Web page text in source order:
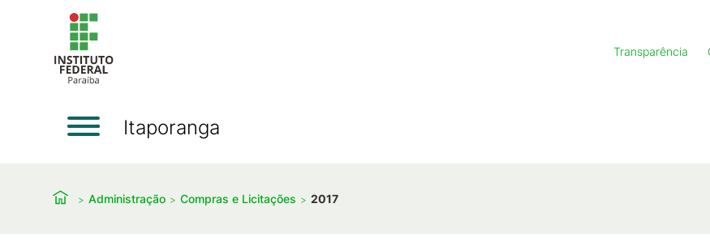
Transparência
Itaporanga
Administração Compras e Licitações 2017